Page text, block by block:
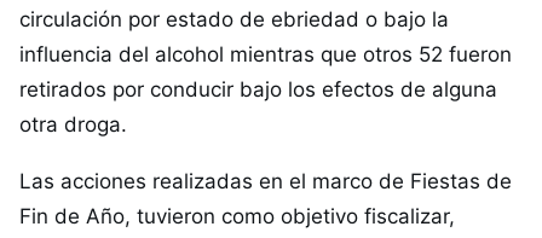
circulación por estado de ebriedad o bajo la
influencia del alcohol mientras que otros 52 fueron
retirados por conducir bajo los efectos de alguna
otra droga.
Las acciones realizadas en el marco de Fiestas de
Fin de Año, tuvieron como objetivo fiscalizar,